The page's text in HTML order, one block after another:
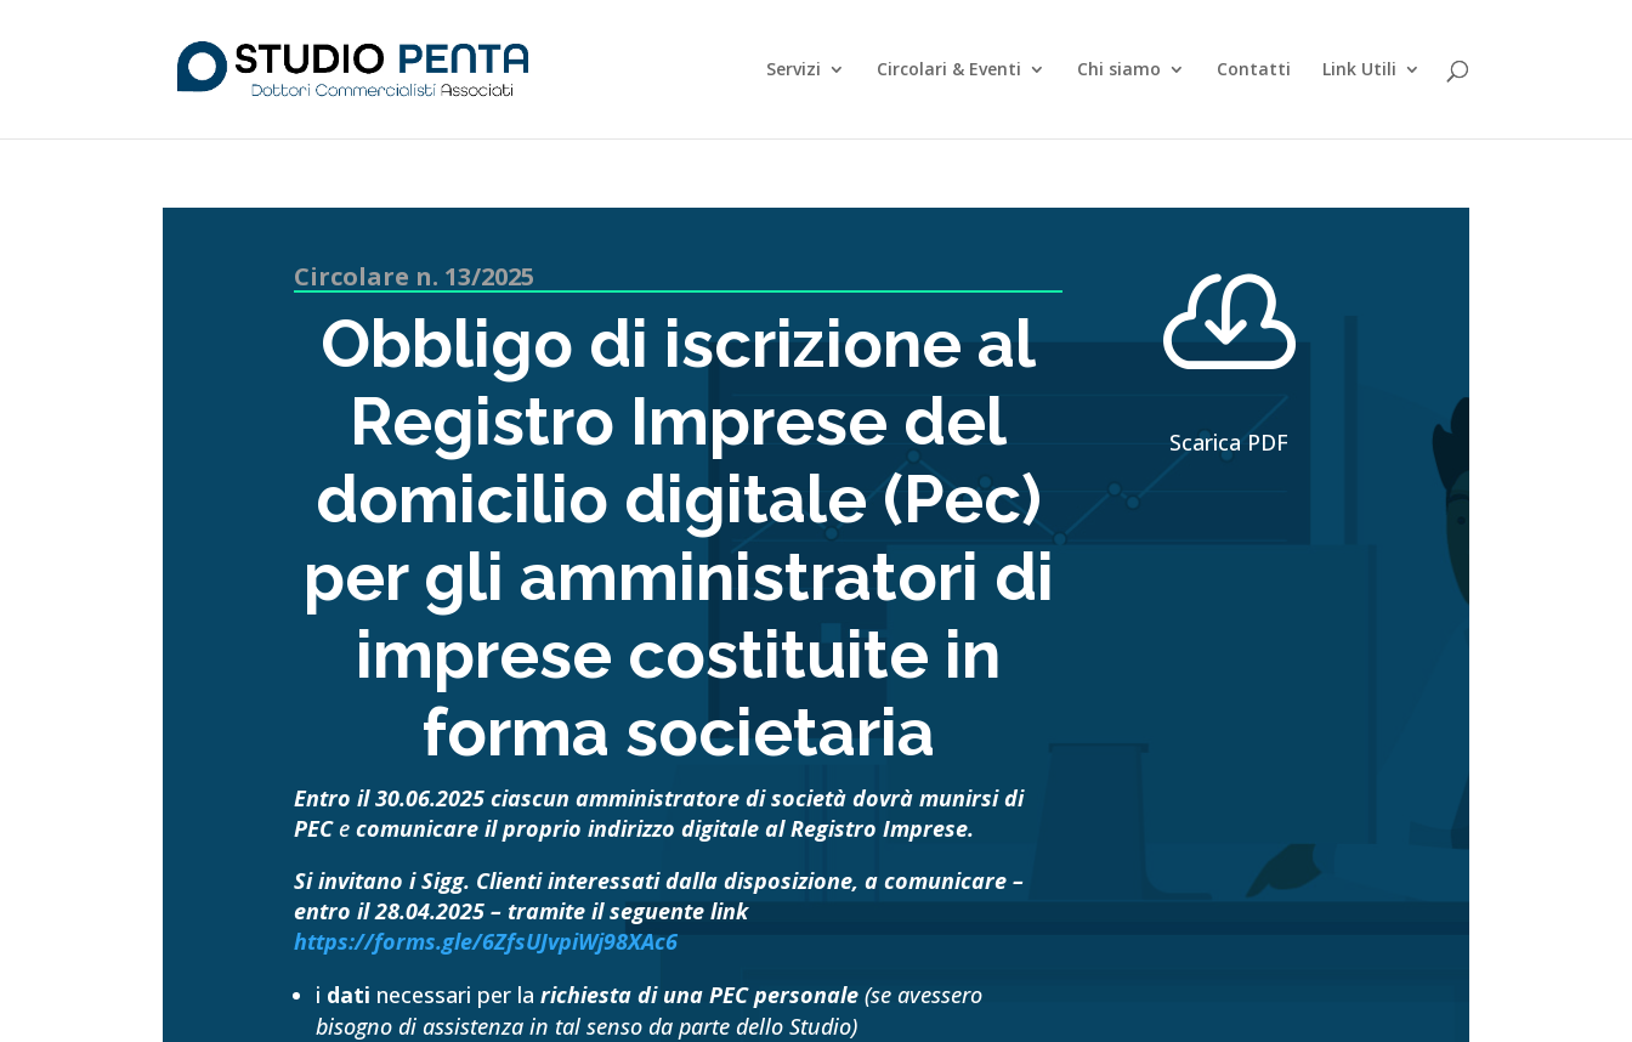
Servizi Circolari & Eventi Chi siamo Contatti Link Utili
Circolare n. 13/2025
Obbligo di iscrizione al
Registro Imprese del
domicilio digitale (Pec)
per gli amministratori di
imprese costituite in
forma societaria
Entro il 30.06.2025 ciascun amministratore di società dovrà munirsi di
PECe comunicare il proprio indirizzo digitale al Registro Imprese.
Si invitano i Sigg. Clienti interessati dalla disposizione, a comunicare –
entro il 28.04.2025 – tramite il seguente link
https://forms.gle/6ZfsUJvpiWj98XAc6
i dati necessari per la richiesta di una PEC personale (se avessero
bisogno di assistenza in tal senso da parte dello Studio)

Scarica PDF